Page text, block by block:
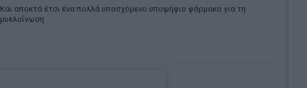
Και αποκτά έτσι ένα πολλά υποσχόμενο υποψήφιο φάρμακο για τη
μυελοΐνωση